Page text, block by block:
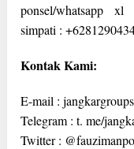
ponsel/whatsapp xl
simpati :
Kontak Kami:
E-mail :
Telegram : t. me/
Twitter :